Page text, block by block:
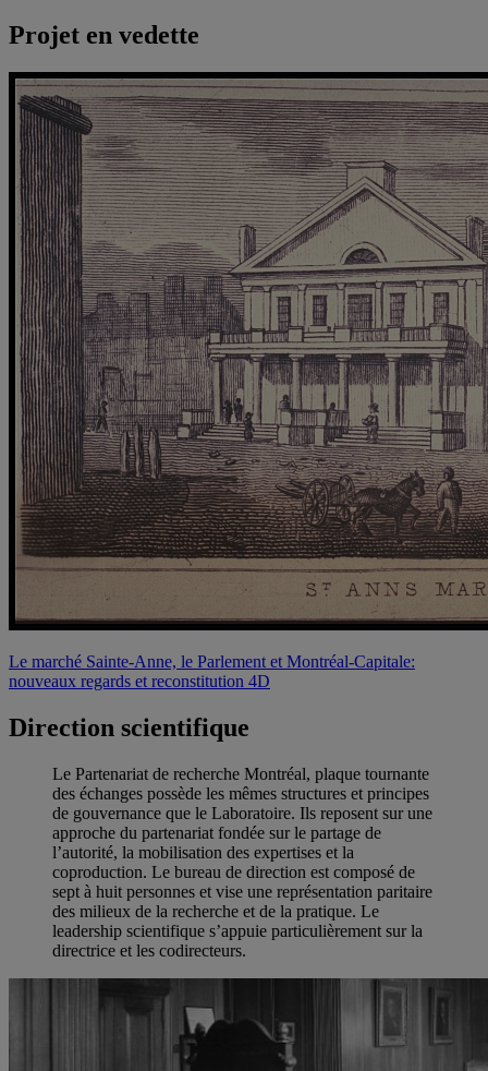
Projet en vedette
Le marché Sainte-Anne, le Parlement et Montréal-Capitale:
nouveaux regards et reconstitution 4D
Direction scientifique
Le Partenariat de recherche Montréal, plaque tournante
des échanges possède les mêmes structures et principes
de gouvernance que le Laboratoire. Ils reposent sur une
approche du partenariat fondée sur le partage de
l’autorité, la mobilisation des expertises et la
coproduction. Le bureau de direction est composé de
sept à huit personnes et vise une représentation paritaire
des milieux de la recherche et de la pratique. Le
leadership scientifique s’appuie particulièrement sur la
directrice et les codirecteurs.